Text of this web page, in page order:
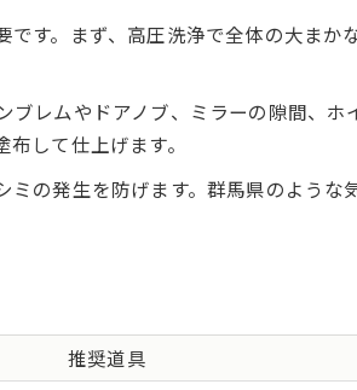
ロファイバーとセームの違い徹底比較
性と傷リスクを抑える選び方
おすすめのマイクロファイバー活用法
りを左右する素材別の使い分け
ないための洗車道具一覧と選び方
ク洗車もOK！群馬で使える場所ガイド
す。まず、高圧洗浄で全体の大ま
レムやドアノブ、ミラーの隙間、ホ
して仕上げます。
の発生を防げます。群馬県のよう
推奨道具